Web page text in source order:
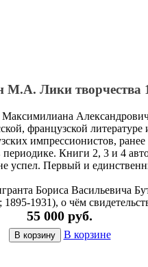
М.А. Лики творчества
Максимилиана
французской литературе
импрессионистов, ранее
Книги 2, 3 и 4
успел. Первый и
Бориса Васильевича
1931), о чём
55 000 руб.
В корзину В корзине